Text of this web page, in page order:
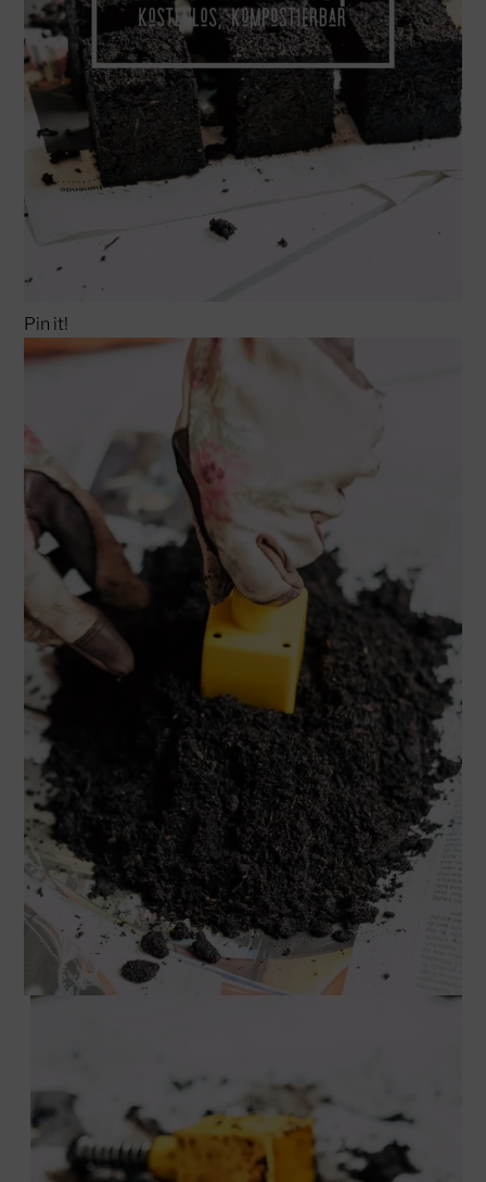
Pin it!